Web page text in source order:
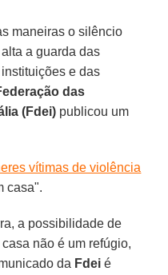
maneiras o silêncio
a guarda das
e das
das
(Fdei) publicou um
vítimas de violência
casa".
a possibilidade de
não é um refúgio,
da Fdei é